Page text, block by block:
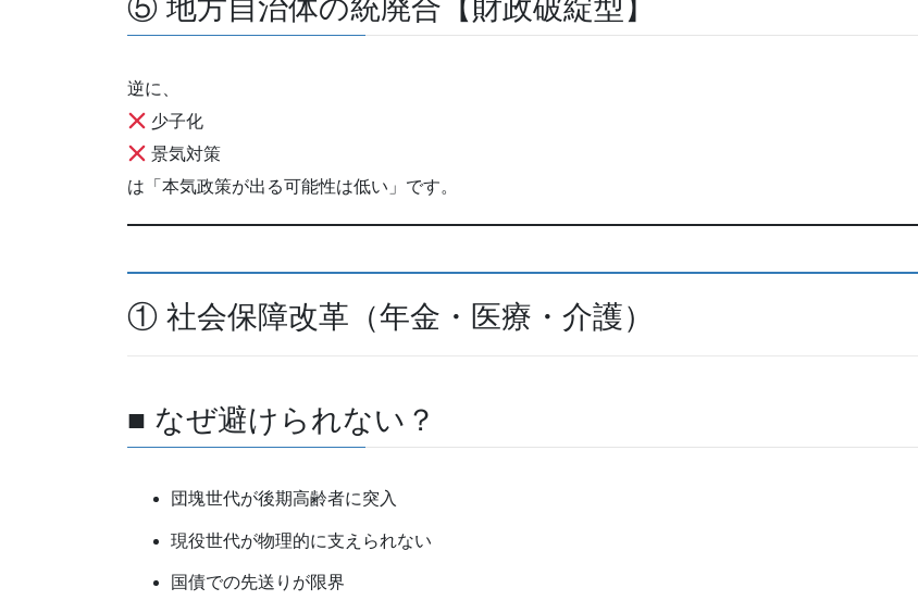
⑤ 地方自治体の統廃合【財政破綻型】
逆に、
少子化
景気対策
は「本気政策が出る可能性は低い」です。
① 社会保障改革（年金・医療・介護）
■ なぜ避けられない？
団塊世代が後期高齢者に突入
現役世代が物理的に支えられない
国債での先送りが限界